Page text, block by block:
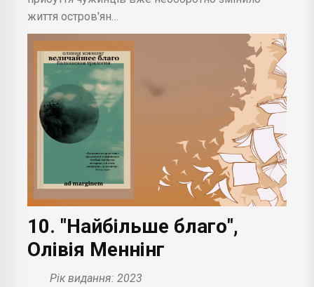
життя остров'ян…
10. "Найбільше благо",
Олівія Меннінг
Рік видання: 2023